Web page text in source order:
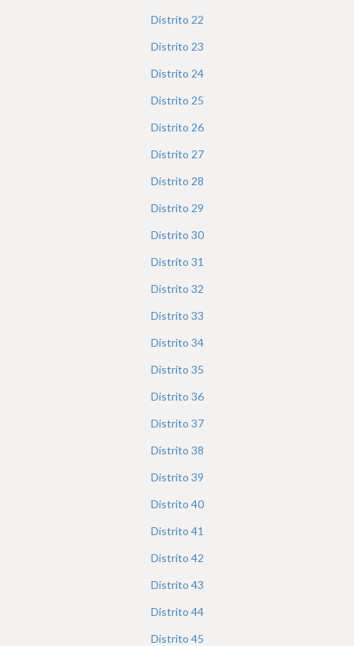
Distrito 22
Distrito 23
Distrito 24
Distrito 25
Distrito 26
Distrito 27
Distrito 28
Distrito 29
Distrito 30
Distrito 31
Distrito 32
Distrito 33
Distrito 34
Distrito 35
Distrito 36
Distrito 37
Distrito 38
Distrito 39
Distrito 40
Distrito 41
Distrito 42
Distrito 43
Distrito 44
Distrito 45